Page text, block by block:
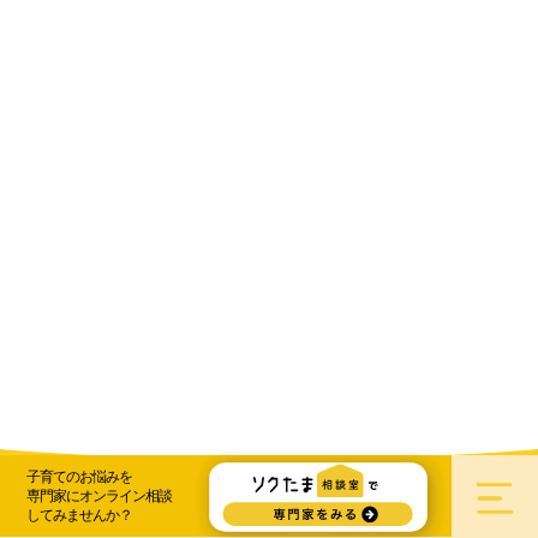
読む
ソクラテスのたまご HOME
子育てのお悩みを
専門家にオンライン相談
してみませんか？